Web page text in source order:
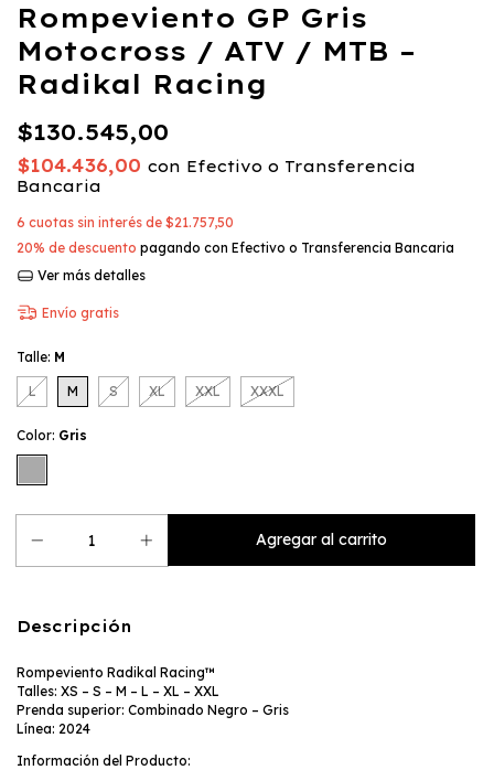
Rompeviento GP Gris
Motocross / ATV / MTB –
Radikal Racing
$130.545,00
$104.436,00 con Efectivo o Transferencia
Bancaria
6 cuotas sin interés de $21.757,50
20% de descuento pagando con Efectivo o Transferencia Bancaria
Ver más detalles
Envío gratis
Talle: M
L M S XL XXL XXXL
Color: Gris
Descripción
Rompeviento Radikal Racing™
Talles: XS – S – M – L – XL – XXL
Prenda superior: Combinado Negro – Gris
Línea: 2024
Información del Producto: